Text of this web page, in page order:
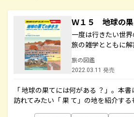
Ｗ１５ 地球の
一度は行きたい世
旅の雑学とともに
旅の図鑑
2022.03.11 発売
「 地球の果てには何がある ？」。本
訪れてみたい「 果 て」の地を紹介する